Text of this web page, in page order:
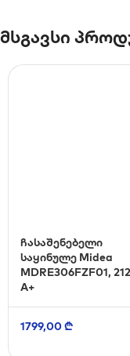
მსგავსი
ჩასაშენებელი
საყინულე Midea
MDRE306FZF01,
A+
1799,00₾